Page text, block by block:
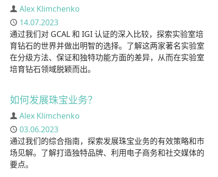
作者
Alex Klimchenko
已发布
14.07.2023
通过我们对 GCAL 和 IGI 认证的深入比较，探索实验室培
育钻石的世界并做出明智的选择。了解这两家著名实验室
在分级方法、保证和独特功能方面的差异，从而在实验室
培育钻石领域脱颖而出。
如何发展珠宝业务？
作者
Alex Klimchenko
已发布
03.06.2023
通过我们的综合指南，探索发展珠宝业务的有效策略和市
场见解。了解打造独特品牌、利用电子商务和社交媒体的
要点。